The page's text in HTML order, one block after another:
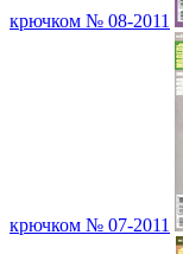
крючком № 08-2011
крючком № 07-2011